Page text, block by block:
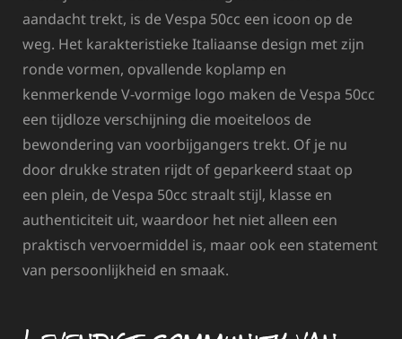
aandacht trekt, is de Vespa 50cc een icoon op de
weg. Het karakteristieke Italiaanse design met zijn
ronde vormen, opvallende koplamp en
kenmerkende V-vormige logo maken de Vespa 50cc
een tijdloze verschijning die moeiteloos de
bewondering van voorbijgangers trekt. Of je nu
door drukke straten rijdt of geparkeerd staat op
een plein, de Vespa 50cc straalt stijl, klasse en
authenticiteit uit, waardoor het niet alleen een
praktisch vervoermiddel is, maar ook een statement
van persoonlijkheid en smaak.